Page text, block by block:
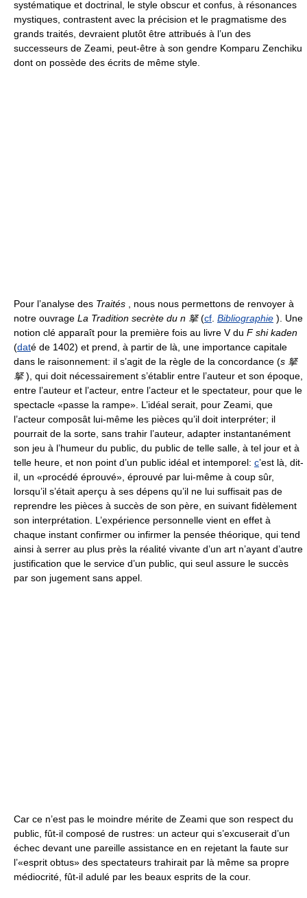
systématique et doctrinal, le style obscur et confus, à résonances
mystiques, contrastent avec la précision et le pragmatisme des
grands traités, devraient plutôt être attribués à l’un des
successeurs de Zeami, peut-être à son gendre Komparu Zenchiku
dont on possède des écrits de même style.
Pour l’analyse des Traités , nous nous permettons de renvoyer à
notre ouvrage La Tradition secrète du n 拏(cf Bibliographie ). Une
notion clé apparaît pour la première fois au livre V du F shi kaden
(daté de 1402) et prend, à partir de là, une importance capitale
dans le raisonnement: il s’agit de la règle de la concordance (s 拏
拏), qui doit nécessairement s’établir entre l’auteur et son époque,
entre l’auteur et l’acteur, entre l’acteur et le spectateur, pour que le
spectacle «passe la rampe». L’idéal serait, pour Zeami, que
l’acteur composât lui-même les pièces qu’il doit interpréter; il
pourrait de la sorte, sans trahir l’auteur, adapter instantanément
son jeu à l’humeur du public, du public de telle salle, à tel jour et à
telle heure, et non point d’un public idéal et intemporel: c’est là, dit-
il, un «procédé éprouvé», éprouvé par lui-même à coup sûr,
lorsqu’il s’était aperçu à ses dépens qu’il ne lui suffisait pas de
reprendre les pièces à succès de son père, en suivant fidèlement
son interprétation. L’expérience personnelle vient en effet à
chaque instant confirmer ou infirmer la pensée théorique, qui tend
ainsi à serrer au plus près la réalité vivante d’un art n’ayant d’autre
justification que le service d’un public, qui seul assure le succès
par son jugement sans appel.
Car ce n’est pas le moindre mérite de Zeami que son respect du
public, fût-il composé de rustres: un acteur qui s’excuserait d’un
échec devant une pareille assistance en en rejetant la faute sur
l’«esprit obtus» des spectateurs trahirait par là même sa propre
médiocrité, fût-il adulé par les beaux esprits de la cour.